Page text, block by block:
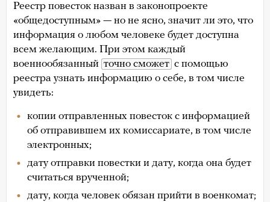
Реестр повесток назван в законопроекте
«общедоступным» — но не ясно, значит ли это, что
информация о любом человеке будет доступна
всем желающим. При этом каждый
военнообязанный точно сможет с помощью
реестра узнать информацию о себе, в том числе
увидеть:
копии отправленных повесток с информацией
об отправившем их комиссариате, в том числе
электронных;
дату отправки повестки и дату, когда она будет
считаться врученной;
дату, когда человек обязан прийти в военкомат;